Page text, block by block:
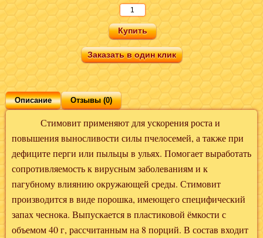
Заказать в один клик
Описание Отзывы (0)
Стимовит применяют для ускорения роста и
повышения выносливости силы пчелосемей, а также при
дефиците перги или пыльцы в ульях. Помогает выработать
сопротивляемость к вирусным заболеваниям и к
пагубному влиянию окружающей среды. Стимовит
производится в виде порошка, имеющего специфический
запах чеснока. Выпускается в пластиковой ёмкости с
объемом 40 г, рассчитанным на 8 порций. В состав входит